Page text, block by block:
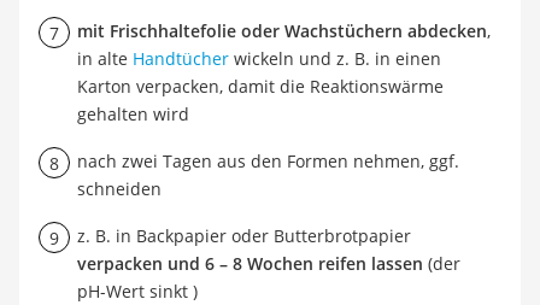
mit Frischhaltefolie oder Wachstüchern abdecken,
in alte Handtücher wickeln und z. B. in einen
Karton verpacken, damit die Reaktionswärme
gehalten wird
nach zwei Tagen aus den Formen nehmen, ggf.
schneiden
z. B. in Backpapier oder Butterbrotpapier
verpacken und 6 – 8 Wochen reifen lassen (der
pH-Wert sinkt )